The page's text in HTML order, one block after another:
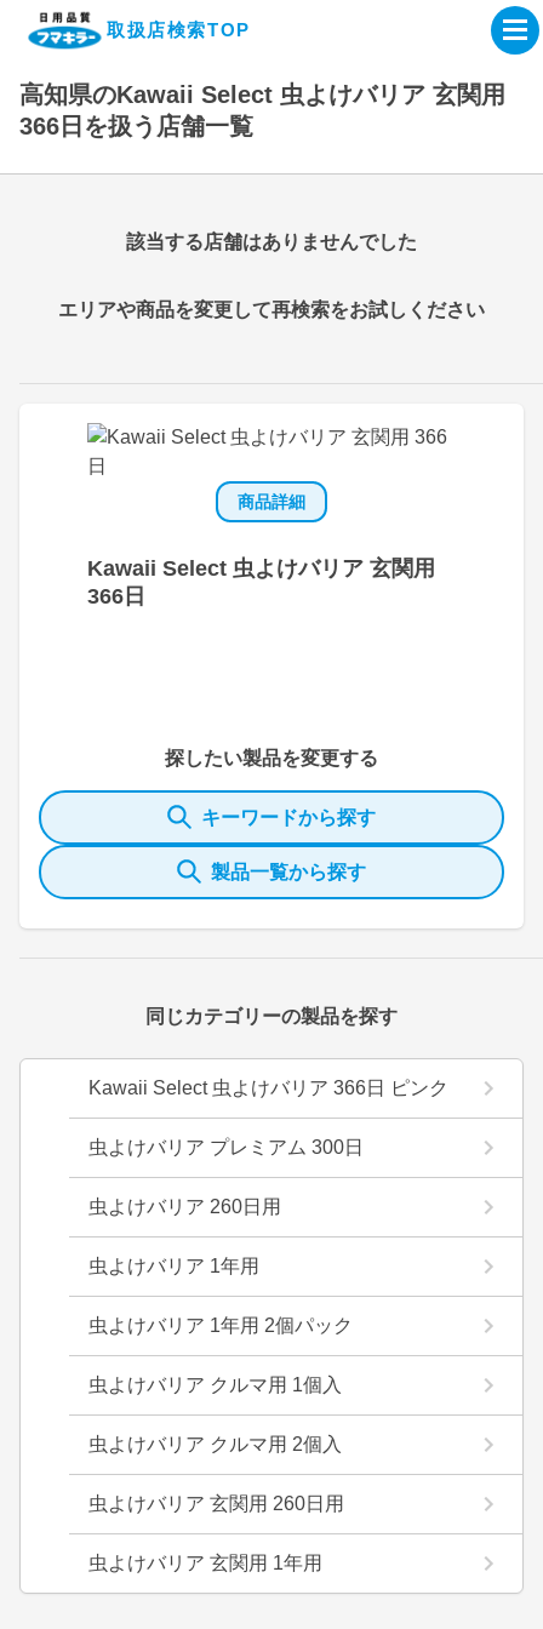
取扱店検索TOP
企業・IR情報サイト
製品情報サイト
オンラインショップ
製品検索はこちら
取扱店検索はこちら
高知県のKawaii Select 虫よけバリア 玄関用
366日を扱う店舗一覧
商品詳細
Kawaii Select 虫よけバリア 玄関用
366日
探したい製品を変更する
キーワードから探す
製品一覧から探す
同じカテゴリーの製品を探す
Kawaii Select 虫よけバリア 366日 ピンク
虫よけバリア プレミアム 300日
虫よけバリア 260日用
虫よけバリア 1年用
虫よけバリア 1年用 2個パック
虫よけバリア クルマ用 1個入
虫よけバリア クルマ用 2個入
虫よけバリア 玄関用 260日用
虫よけバリア 玄関用 1年用
該当する店舗はありませんでした
エリアや商品を変更して再検索をお試しください